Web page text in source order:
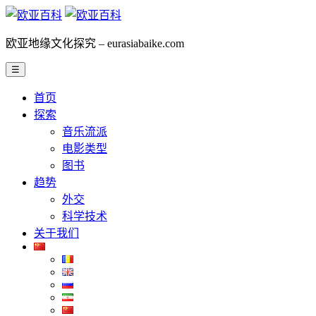
欧亚地缘文化探究 – eurasiabaike.com
☰
首页
探索
音乐流派
电影类型
图书
趋势
外交
科学技术
关于我们